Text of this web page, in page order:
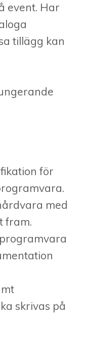
event. Har
tillägg kan
för
med
fram.
skrivas på